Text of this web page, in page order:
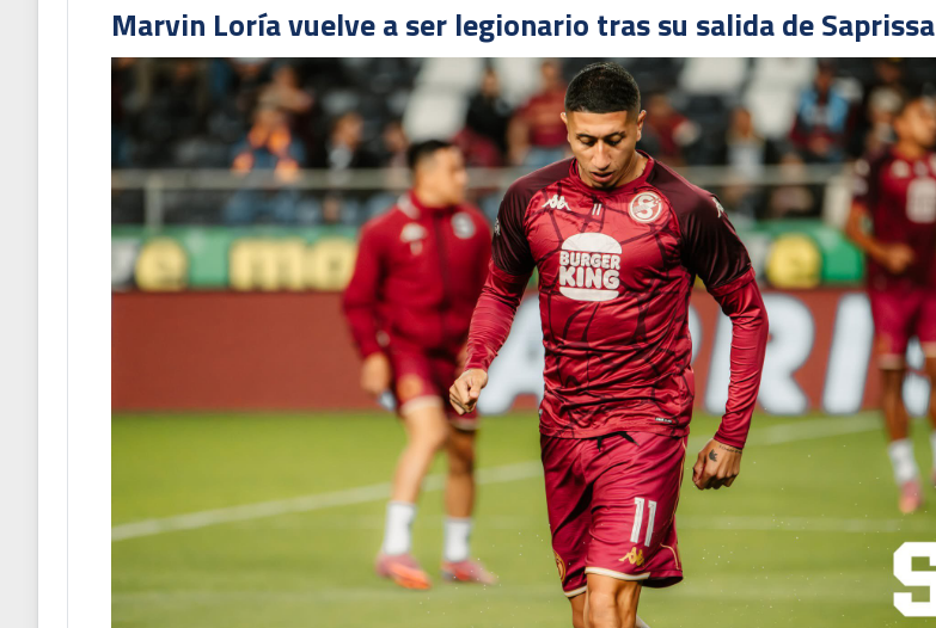
Marvin Loría vuelve a ser legionario tras su salida de Saprissa